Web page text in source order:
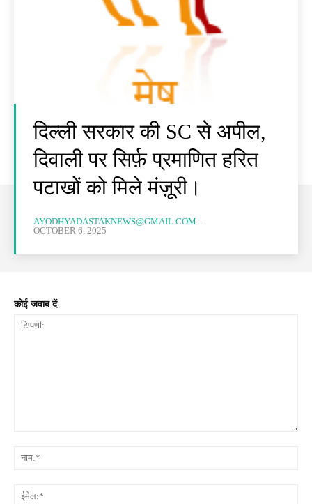
दिल्ली सरकार की SC से अपील,
दिवाली पर सिर्फ़ प्रमाणित हरित
पटाखों को मिले मंज़ूरी।
AYODHYADASTAKNEWS@GMAIL.COM -
OCTOBER 6, 2025
कोई जवाब दें